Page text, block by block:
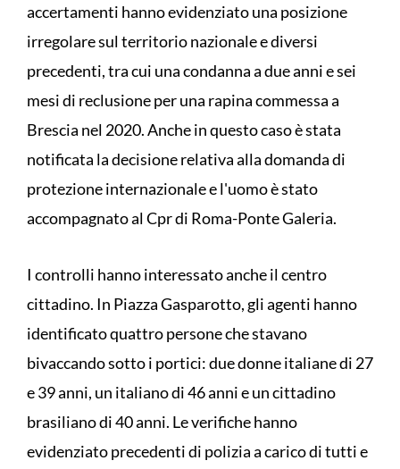
accertamenti hanno evidenziato una posizione
irregolare sul territorio nazionale e diversi
precedenti, tra cui una condanna a due anni e sei
mesi di reclusione per una rapina commessa a
Brescia nel 2020. Anche in questo caso è stata
notificata la decisione relativa alla domanda di
protezione internazionale e l'uomo è stato
accompagnato al Cpr di Roma-Ponte Galeria.
I controlli hanno interessato anche il centro
cittadino. In Piazza Gasparotto, gli agenti hanno
identificato quattro persone che stavano
bivaccando sotto i portici: due donne italiane di 27
e 39 anni, un italiano di 46 anni e un cittadino
brasiliano di 40 anni. Le verifiche hanno
evidenziato precedenti di polizia a carico di tutti e